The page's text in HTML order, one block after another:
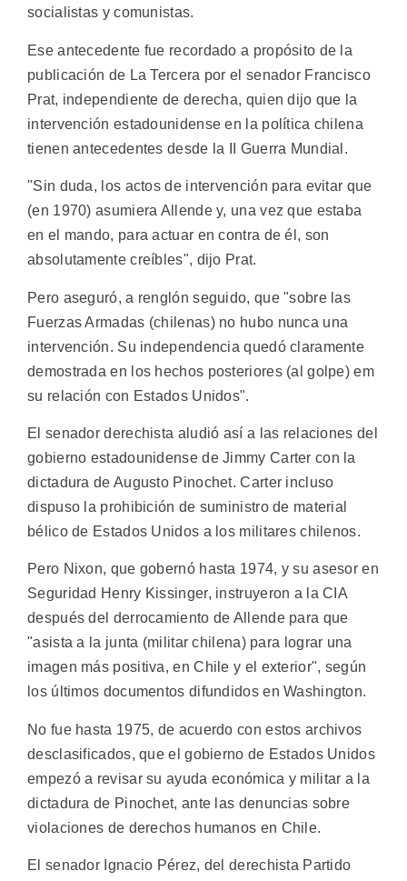
socialistas y comunistas.
Ese antecedente fue recordado a propósito de la
publicación de La Tercera por el senador Francisco
Prat, independiente de derecha, quien dijo que la
intervención estadounidense en la política chilena
tienen antecedentes desde la II Guerra Mundial.
"Sin duda, los actos de intervención para evitar que
(en 1970) asumiera Allende y, una vez que estaba
en el mando, para actuar en contra de él, son
absolutamente creíbles", dijo Prat.
Pero aseguró, a renglón seguido, que "sobre las
Fuerzas Armadas (chilenas) no hubo nunca una
intervención. Su independencia quedó claramente
demostrada en los hechos posteriores (al golpe) em
su relación con Estados Unidos".
El senador derechista aludió así a las relaciones del
gobierno estadounidense de Jimmy Carter con la
dictadura de Augusto Pinochet. Carter incluso
dispuso la prohibición de suministro de material
bélico de Estados Unidos a los militares chilenos.
Pero Nixon, que gobernó hasta 1974, y su asesor en
Seguridad Henry Kissinger, instruyeron a la CIA
después del derrocamiento de Allende para que
"asista a la junta (militar chilena) para lograr una
imagen más positiva, en Chile y el exterior", según
los últimos documentos difundidos en Washington.
No fue hasta 1975, de acuerdo con estos archivos
desclasificados, que el gobierno de Estados Unidos
empezó a revisar su ayuda económica y militar a la
dictadura de Pinochet, ante las denuncias sobre
violaciones de derechos humanos en Chile.
El senador Ignacio Pérez, del derechista Partido